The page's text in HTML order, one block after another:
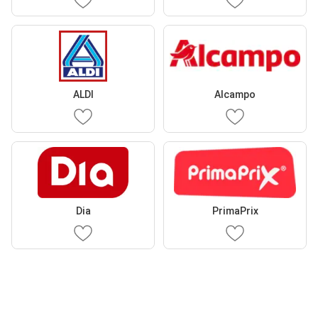
ALDI Alcampo
Dia PrimaPrix